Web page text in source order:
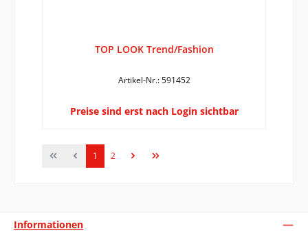
TOP LOOK Trend/Fashion
Artikel-Nr.: 591452
Preise sind erst nach Login sichtbar
Seite
1 Seite
2
Informationen